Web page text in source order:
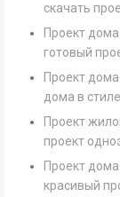
скачать
Проект
готовый
Проект
дома в
Проект
проект
Проект
красивый